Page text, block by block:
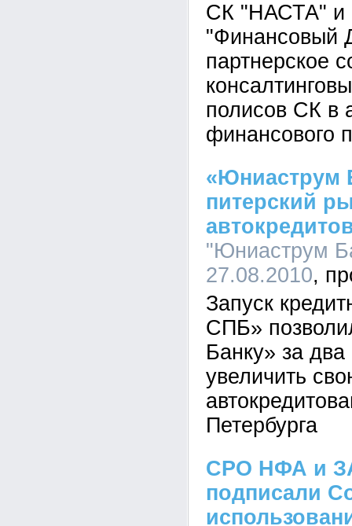
СК "НАСТА" и
"Финансовый
партнерское
полисов СК в
финансового
«Юниаструм
питерский
"Юниаструм
27.08.2010
Запуск
СПБ»
Банку» за
увеличить
Петербурга
СРО НФА и
подписали